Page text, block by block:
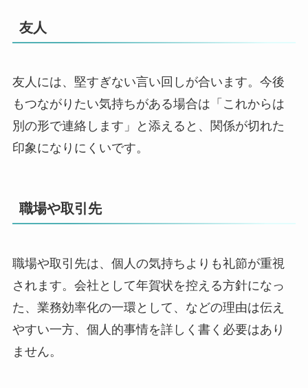
友人
友人には、堅すぎない言い回しが合います。今後
もつながりたい気持ちがある場合は「これからは
別の形で連絡します」と添えると、関係が切れた
印象になりにくいです。
職場や取引先
職場や取引先は、個人の気持ちよりも礼節が重視
されます。会社として年賀状を控える方針になっ
た、業務効率化の一環として、などの理由は伝え
やすい一方、個人的事情を詳しく書く必要はあり
ません。